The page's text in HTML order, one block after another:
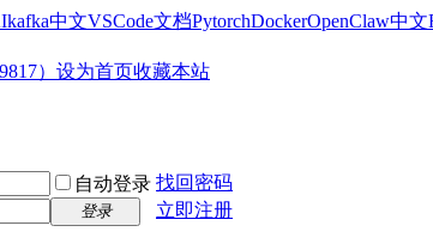
kafka中文VSCode文档PytorchDockerOpenClaw中文
） 设为首页收藏本站
自动登录 找回密码
登录 立即注册